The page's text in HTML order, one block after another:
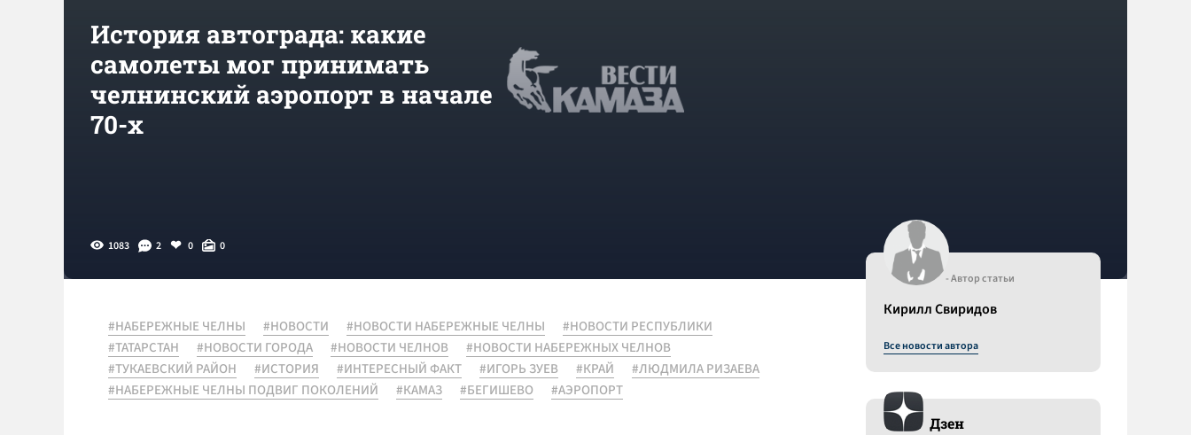
История автограда: какие
самолеты мог принимать
челнинский аэропорт в начале
70-х
1083 2 0 0
#НАБЕРЕЖНЫЕ ЧЕЛНЫ #НОВОСТИ #НОВОСТИ НАБЕРЕЖНЫЕ ЧЕЛНЫ
#НОВОСТИ РЕСПУБЛИКИ
#ТАТАРСТАН
#НОВОСТИ ГОРОДА #НОВОСТИ ЧЕЛНОВ
#НОВОСТИ НАБЕРЕЖНЫХ ЧЕЛНОВ
#ТУКАЕВСКИЙ РАЙОН
#ИСТОРИЯ #ИНТЕРЕСНЫЙ ФАКТ #ИГОРЬ ЗУЕВ #КРАЙ
#ЛЮДМИЛА РИЗАЕВА
#НАБЕРЕЖНЫЕ ЧЕЛНЫ ПОДВИГ ПОКОЛЕНИЙ
#КАМАЗ #БЕГИШЕВО #АЭРОПОРТ
- Автор статьи
Кирилл Свиридов
Все новости автора
Дзен